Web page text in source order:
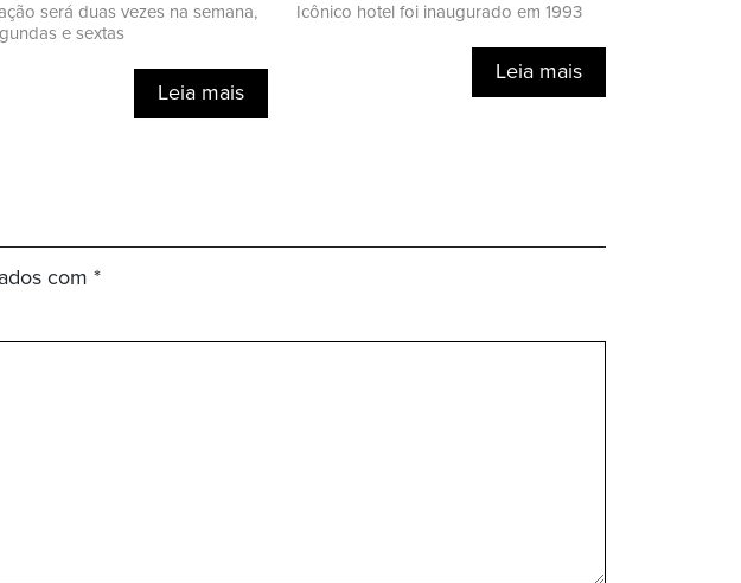
será duas vezes na semana,
e sextas
Leia mais
Icônico hotel foi inaugurado em 1993
Leia mais
com *